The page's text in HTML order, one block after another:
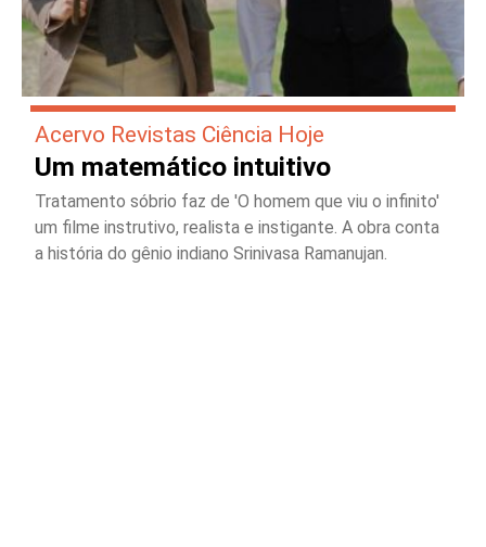
Acervo Revistas Ciência Hoje
Um matemático intuitivo
Tratamento sóbrio faz de 'O homem que viu o infinito'
um filme instrutivo, realista e instigante. A obra conta
a história do gênio indiano Srinivasa Ramanujan.